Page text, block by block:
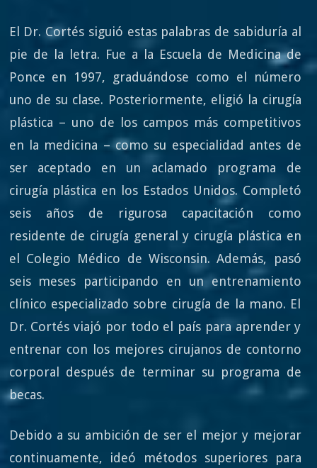
El Dr. Cortés siguió estas palabras de sabiduría al
pie de la letra. Fue a la Escuela de Medicina de
Ponce en 1997, graduándose como el número
uno de su clase. Posteriormente, eligió la cirugía
plástica – uno de los campos más competitivos
en la medicina – como su especialidad antes de
ser aceptado en un aclamado programa de
cirugía plástica en los Estados Unidos. Completó
seis años de rigurosa capacitación como
residente de cirugía general y cirugía plástica en
el Colegio Médico de Wisconsin. Además, pasó
seis meses participando en un entrenamiento
clínico especializado sobre cirugía de la mano. El
Dr. Cortés viajó por todo el país para aprender y
entrenar con los mejores cirujanos de contorno
corporal después de terminar su programa de
becas.
Debido a su ambición de ser el mejor y mejorar
continuamente, ideó métodos superiores para